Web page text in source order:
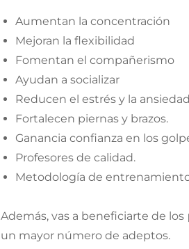
Aumentan la concentración
Mejoran la flexibilidad
Fomentan el compañerismo
Ayudan a socializar
Reducen el estrés y la
Fortalecen piernas y brazos.
Ganancia confianza en los
Profesores de calidad.
Metodología de
Además, vas a beneficiarte de los
un mayor número de adeptos.